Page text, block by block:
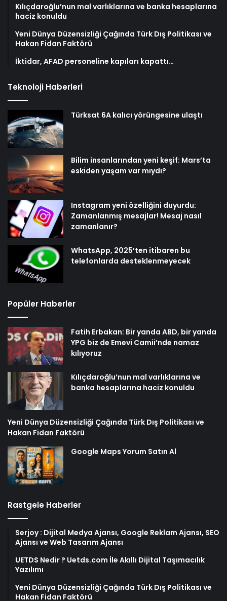
Kılıçdaroğlu’nun mal varlıklarına ve banka hesaplarına
haciz konuldu
Yeni Dünya Düzensizliği Çağında Türk Dış Politikası ve
Hakan Fidan Faktörü
İktidar, AFAD personeline kapıları kapattı…
Teknoloji Haberleri
Türksat 6A kalıcı yörüngesine ulaştı
Bilim insanlarından yeni keşif: Mars’ta
eskiden yaşam var mıydı?
Instagram yeni özelliğini duyurdu:
Zamanlanmış mesajlar! Mesaj nasıl
zamanlanır?
WhatsApp, 2025’ten itibaren bu
telefonlarda desteklenmeyecek
Popüler Haberler
Fatih Erbakan: Bir yanda ABD, bir yanda
YPG biz de Emevi Camii’nde namaz
kılıyoruz
Kılıçdaroğlu’nun mal varlıklarına ve
banka hesaplarına haciz konuldu
Yeni Dünya Düzensizliği Çağında Türk Dış Politikası ve
Hakan Fidan Faktörü
Google Maps Yorum Satın Al
Rastgele Haberler
Serjoy : Dijital Medya Ajansı, Google Reklam Ajansı, SEO
Ajansı ve Web Tasarım Ajansı
UETDS Nedir ? Uetds.com İle Akıllı Dijital Taşımacılık
Yazılımı
Yeni Dünya Düzensizliği Çağında Türk Dış Politikası ve
Hakan Fidan Faktörü